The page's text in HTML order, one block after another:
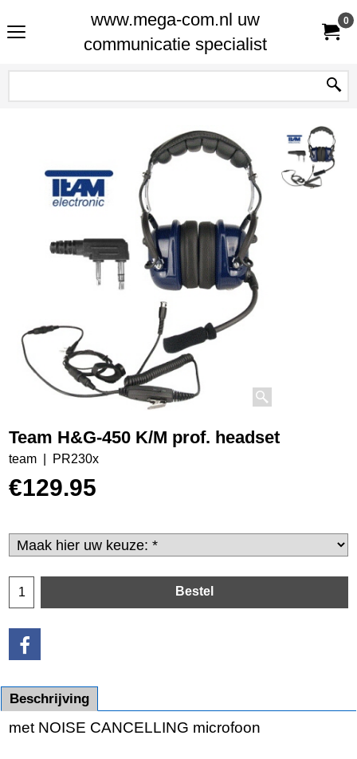
www.mega-com.nl uw
communicatie specialist
0
Team H&G-450 K/M prof. headset
team PR230x
€129.95
Bestel
Beschrijving
met NOISE CANCELLING microfoon